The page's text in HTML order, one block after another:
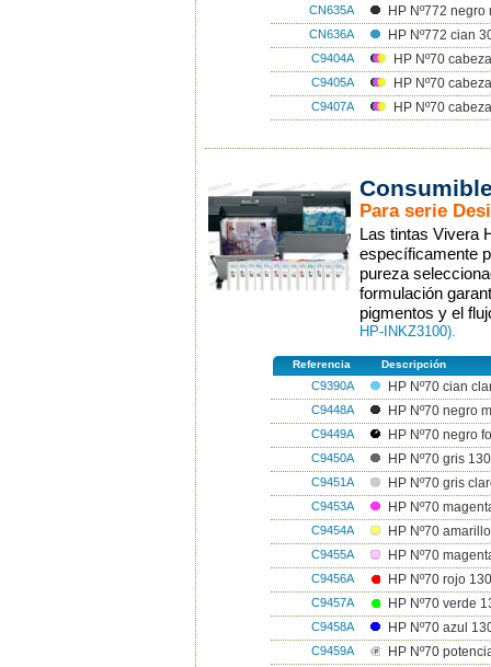
CN635A HP Nº772 negro
CN636A HP Nº772 cian
C9404A HP Nº70
C9405A HP Nº70
C9407A HP Nº70
Para serie
Las tintas Vivera
específicamente
pureza
formulación
pigmentos y el
HP-INKZ3100).
Referencia Descripción
C9390A HP Nº70 cian
C9448A HP Nº70 negro
C9449A HP Nº70 negro
C9450A HP Nº70 gris
C9451A HP Nº70 gris
C9453A HP Nº70
C9454A HP Nº70
C9455A HP Nº70
C9456A HP Nº70 rojo
C9457A HP Nº70 verde
C9458A HP Nº70 azul
C9459A HP Nº70